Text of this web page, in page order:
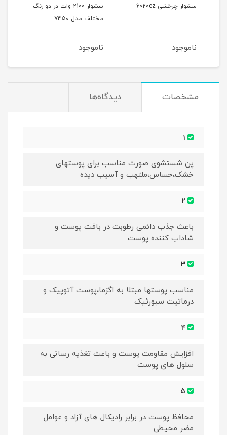
سشوار چرخشی 6020ez
ناموجود
سشوار 2100 وات در دو رنگ
مختلف مدل 7350
ناموجود
مشخصات دیدگاه‌ها
پن شستشوی صورت مناسب برای پوستهای
خشک،حساس،ملتهب و آسیب دیده
باعث جذب دائمی رطوبت در بافت پوست و
شاداب کننده پوست
مناسب پوستها مبتلا به اگزما،پوست آتوپیک و
درماتیت سبورئیک
افزایش مقاومت پوست و باعث تغذیه رسانی به
سلول های پوست
محافظ پوست در برابر رادیکال های آزاد و عوامل
مضر محیطی